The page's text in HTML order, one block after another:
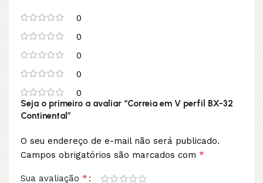
0
0
0
0
0
Seja o primeiro a avaliar “Correia em V perfil BX-32
Continental”
O seu endereço de e-mail não será publicado.
Campos obrigatórios são marcados com *
Sua avaliação *